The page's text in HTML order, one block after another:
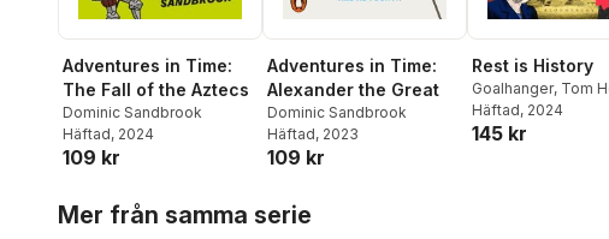
Adventures in Time:
The Fall of the Aztecs
Dominic Sandbrook
Häftad, 2024
109 kr
Adventures in Time:
Alexander the Great
Dominic Sandbrook
Häftad, 2023
109 kr
Rest is History
Goalhanger, Tom
Dominic Sandbrook
Häftad, 2024
145 kr
Mer från samma serie